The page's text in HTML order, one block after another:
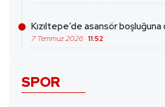
Kızıltepe’de asansör boşluğuna
7 Temmuz 2026 11:52
SPOR